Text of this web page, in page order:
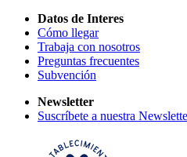
Datos de Interes
Cómo llegar
Trabaja con nosotros
Preguntas frecuentes
Subvención
Newsletter
Suscríbete a nuestra